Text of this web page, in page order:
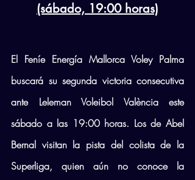
(sábado, 19:00 horas)
El Feníe Energía Mallorca Voley Palma
buscará su segunda victoria consecutiva
ante Leleman Voleibol València este
sábado a las 19:00 horas. Los de Abel
Bernal visitan la pista del colista de la
Superliga, quien aún no conoce la